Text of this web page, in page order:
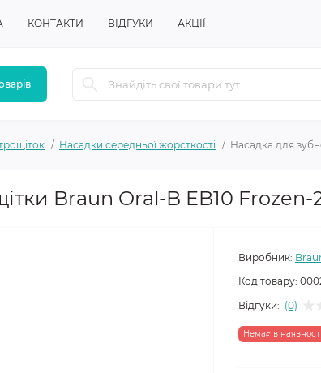
КОНТАКТИ ВІДГУКИ АКЦІЇ
Насадки середньої жорсткості Насадка для
Braun Oral-B EB10 Frozen-
Виробник:
Код товару:
Відгуки: (0)
Немає в наявності